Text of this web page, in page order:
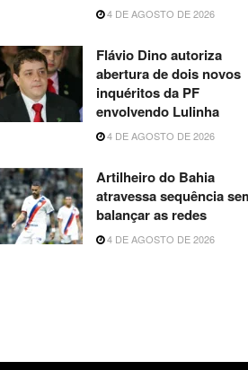
4 DE AGOSTO DE 2026
Flávio Dino autoriza
abertura de dois novos
inquéritos da PF
envolvendo Lulinha
4 DE AGOSTO DE 2026
Artilheiro do Bahia
atravessa sequência
balançar as redes
4 DE AGOSTO DE 2026